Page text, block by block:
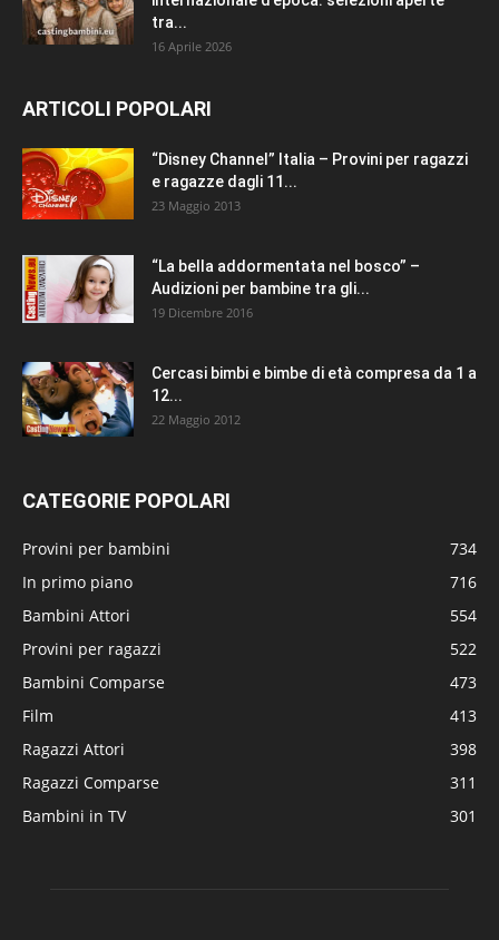
tra...
16 Aprile 2026
ARTICOLI POPOLARI
“Disney Channel” Italia – Provini per ragazzi
e ragazze dagli 11...
23 Maggio 2013
“La bella addormentata nel bosco” –
Audizioni per bambine tra gli...
19 Dicembre 2016
Cercasi bimbi e bimbe di età compresa da 1 a
12...
22 Maggio 2012
CATEGORIE POPOLARI
Provini per bambini
734
In primo piano
716
Bambini Attori
554
Provini per ragazzi
522
Bambini Comparse
473
Film
413
Ragazzi Attori
398
Ragazzi Comparse
311
Bambini in TV
301